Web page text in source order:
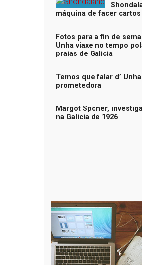
máquina de facer cartos
Fotos para a fin de
Unha viaxe no tempo
praias de Galicia
Temos que falar d’
prometedora
Margot Sponer,
na Galicia de 1926